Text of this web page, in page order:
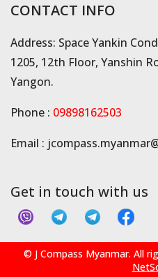
CONTACT INFO
Address: Space Yankin
1205, 12th Floor, Yanshin
Yangon.
Phone : 09898162503
Email :
Get in touch with us
© J Compass Myanmar. All